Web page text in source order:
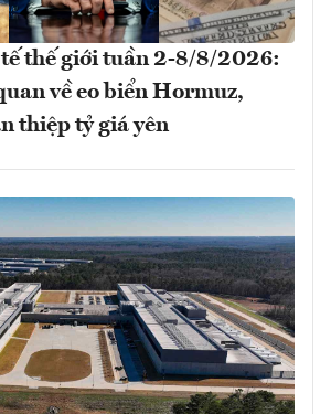
thế giới tuần 2-8/8/2026:
về eo biển Hormuz,
thiệp tỷ giá yên